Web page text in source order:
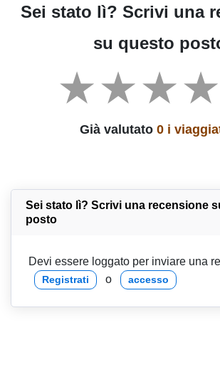
Sei stato lì? Scrivi una
su questo
Già valutato 0 i
Sei stato lì? Scrivi una recensione
posto
Devi essere loggato per inviare una
Registrati o accesso